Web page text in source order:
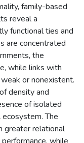
family-based
reveal a
functional ties and
are concentrated
the
while links with
or nonexistent.
density and
of isolated
The
greater relational